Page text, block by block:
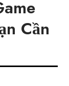
Cần